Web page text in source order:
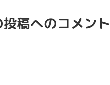
投稿へのコメント